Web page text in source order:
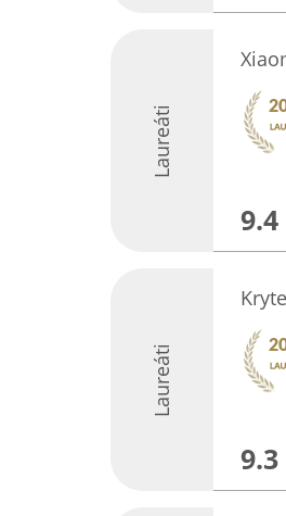
Laureáti
9.4
Laureáti
9.3